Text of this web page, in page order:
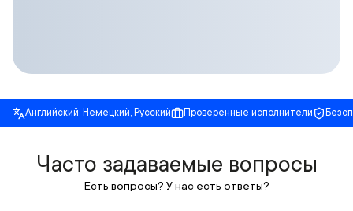
Английский, Немецкий, Русский Проверенные исполнители
Часто задаваемые вопросы
Есть вопросы? У нас есть ответы?